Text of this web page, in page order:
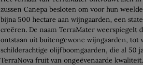
zussen Canepa besloten om voor hun
bijna 500 hectare aan wijngaarden, een
creëren. De naam TerraMater weerspiegelt
ontstaan uit buitengewone wijngaarden, tot
schilderachtige olijfboomgaarden, die al 50
TerraNova fruit van ongeëvenaarde